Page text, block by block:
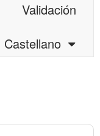
Validación
Castellano